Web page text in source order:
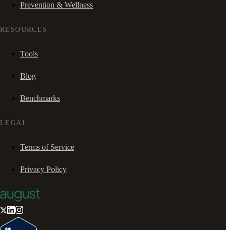
Prevention & Wellness
RESOURCES
Tools
Blog
Benchmarks
LEGAL
Terms of Service
Privacy Policy